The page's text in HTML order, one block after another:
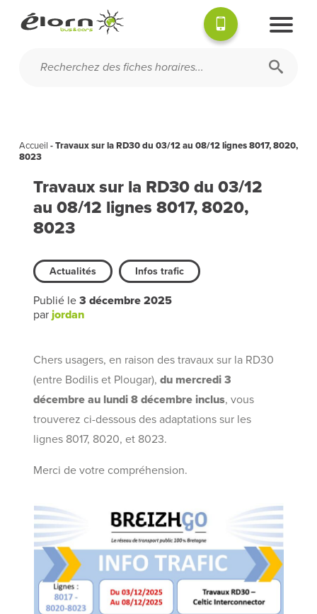
Accueil -Travaux sur la RD30 du 03/12 au 08/12 lignes 8017, 8020,
8023
Travaux sur la RD30 du 03/12
au 08/12 lignes 8017, 8020,
8023
Actualités Infos trafic
Publié le3 décembre 2025
par jordan
Chers usagers, en raison des travaux sur la RD30
(entre Bodilis et Plougar),du mercredi 3
décembre au lundi 8 décembre inclus, vous
trouverez ci-dessous des adaptations sur les
lignes 8017, 8020, et 8023.
Merci de votre compréhension.